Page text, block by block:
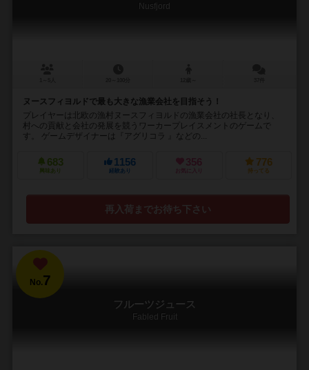
Nusfjord
ヌースフィヨルドで最も大きな漁業会社を目指そう！
プレイヤーは北欧の漁村ヌースフィヨルドの漁業会社の社長となり、
村への貢献と会社の発展を競うワーカープレイスメントのゲームで
す。 ゲームデザイナーは『アグリコラ 』などの...
683
興味あり
1156
経験あり
356
お気に入り
776
持ってる
再入荷までお待ち下さい
No.7
フルーツジュース
Fabled Fruit